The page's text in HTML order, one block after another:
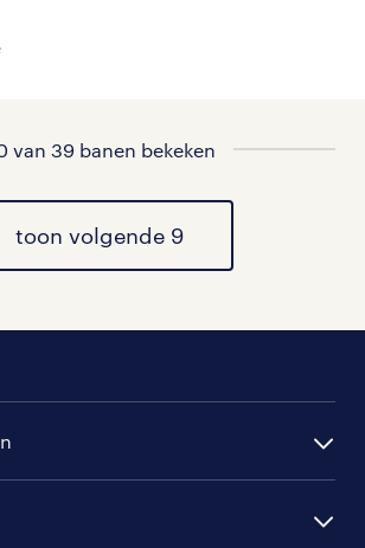
van 39 banen bekeken
toon volgende 9